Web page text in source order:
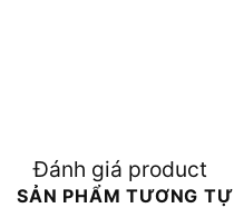
Đánh giá product
SẢN PHẨM TƯƠNG TỰ